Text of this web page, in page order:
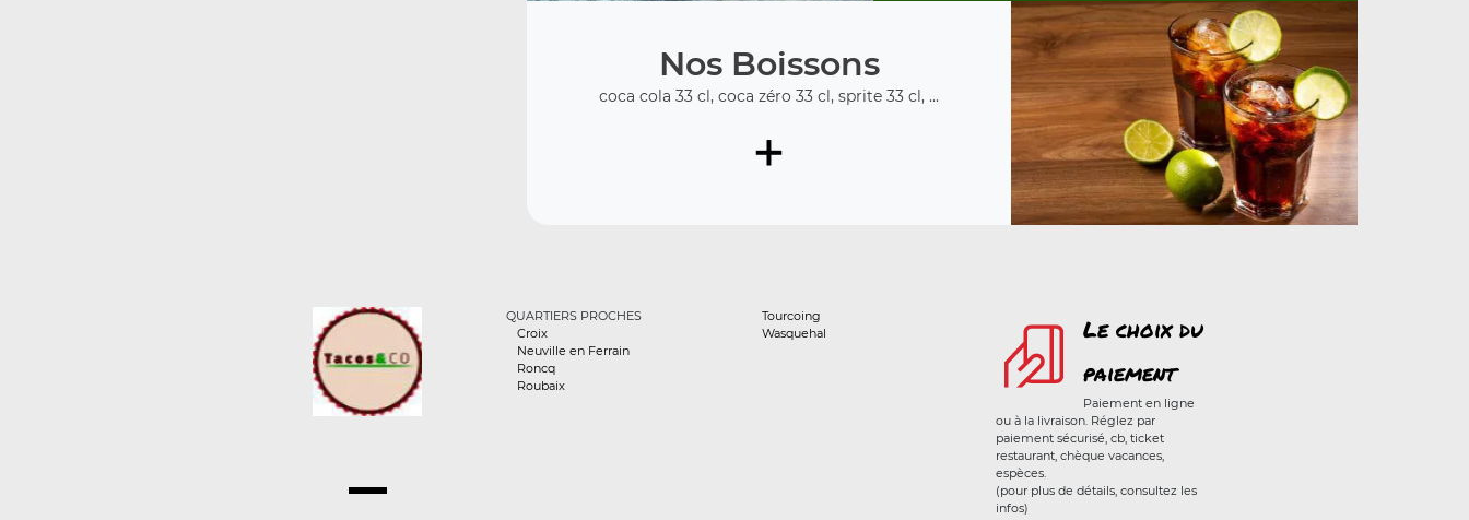
Nos Boissons
coca cola 33 cl, coca zéro 33 cl, sprite 33 cl, ...
+
QUARTIERS PROCHES
Croix
Neuville en Ferrain
Roncq
Roubaix
Tourcoing
Wasquehal
Le choix du
paiement
Paiement en ligne
ou à la livraison. Réglez par
paiement sécurisé, cb, ticket
restaurant, chèque vacances,
espèces.
(pour plus de détails, consultez les
infos)